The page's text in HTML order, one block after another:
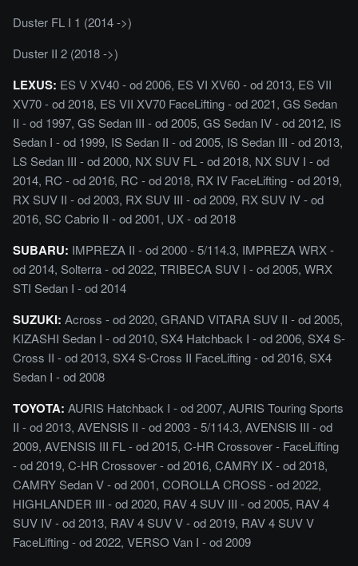
Duster FL I 1 (2014 ->)
Duster II 2 (2018 ->)
LEXUS: ES V XV40 - od 2006, ES VI XV60 - od 2013, ES VII
XV70 - od 2018, ES VII XV70 FaceLifting - od 2021, GS Sedan
II - od 1997, GS Sedan III - od 2005, GS Sedan IV - od 2012, IS
Sedan I - od 1999, IS Sedan II - od 2005, IS Sedan III - od 2013,
LS Sedan III - od 2000, NX SUV FL - od 2018, NX SUV I - od
2014, RC - od 2016, RC - od 2018, RX IV FaceLifting - od 2019,
RX SUV II - od 2003, RX SUV III - od 2009, RX SUV IV - od
2016, SC Cabrio II - od 2001, UX - od 2018
SUBARU: IMPREZA II - od 2000 - 5/114.3, IMPREZA WRX -
od 2014, Solterra - od 2022, TRIBECA SUV I - od 2005, WRX
STI Sedan I - od 2014
SUZUKI: Across - od 2020, GRAND VITARA SUV II - od 2005,
KIZASHI Sedan I - od 2010, SX4 Hatchback I - od 2006, SX4 S-
Cross II - od 2013, SX4 S-Cross II FaceLifting - od 2016, SX4
Sedan I - od 2008
TOYOTA: AURIS Hatchback I - od 2007, AURIS Touring Sports
II - od 2013, AVENSIS II - od 2003 - 5/114.3, AVENSIS III - od
2009, AVENSIS III FL - od 2015, C-HR Crossover - FaceLifting
- od 2019, C-HR Crossover - od 2016, CAMRY IX - od 2018,
CAMRY Sedan V - od 2001, COROLLA CROSS - od 2022,
HIGHLANDER III - od 2020, RAV 4 SUV III - od 2005, RAV 4
SUV IV - od 2013, RAV 4 SUV V - od 2019, RAV 4 SUV V
FaceLifting - od 2022, VERSO Van I - od 2009